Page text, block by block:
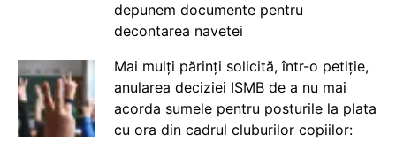
depunem documente pentru
decontarea navetei
Mai mulți părinți solicită, într-o petiție,
anularea deciziei ISMB de a nu mai
acorda sumele pentru posturile la plata
cu ora din cadrul cluburilor copiilor: